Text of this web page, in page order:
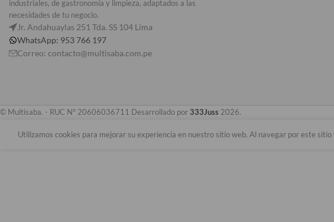
industriales, de gastronomía y limpieza, adaptados a las
necesidades de tu negocio.
Jr. Andahuaylas 251 Tda. SS 104 Lima
WhatsApp: 953 766 197
Correo: contacto@multisaba.com.pe
© Multisaba. - RUC N° 20606036711 Desarrollado por 333Juss 2026.
Utilizamos cookies para mejorar su experiencia en nuestro sitio web. Al navegar por este